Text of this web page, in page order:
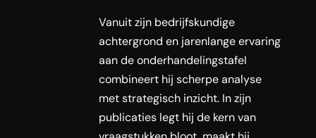
Vanuit zijn bedrijfskundige
achtergrond en jarenlange ervaring
aan de onderhandelingstafel
combineert hij scherpe analyse
met strategisch inzicht. In zijn
publicaties legt hij de kern van